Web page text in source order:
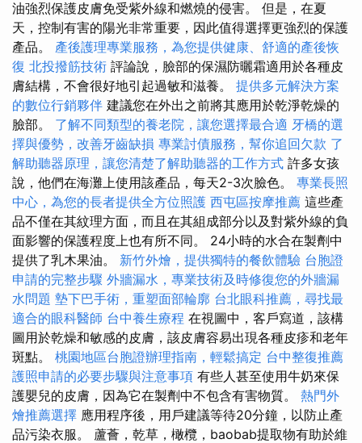
油強烈保護皮膚免受紫外線和燃燒的侵害。 但是，在夏
天，控制有害的陽光非常重要，因此值得選擇更強烈的保護
產品。 產後護理專業服務，為您提供健康、舒適的產後恢
復 北投撥筋技術 評論說，臉部的保濕防曬霜適用於各種皮
膚結構，不會很好地引起過敏和滋養。 提供多元解決方案
的數位行銷夥伴 建議您在外出之前將其應用於乾淨乾燥的
臉部。 了解不同類型的養老院，讓您選擇最合適 牙橋的選
擇與優勢，改善牙齒缺損 專業討債服務，幫你追回欠款 了
解助聽器原理，讓您清楚了解助聽器的工作方式 許多女孩
說，他們在海灘上使用該產品，每天2-3次臉色。 專業長照
中心，為您的長者提供全方位照護 西屯區按摩推薦 這些產
品不僅在其紋理方面，而且在其組成部分以及對紫外線的負
面影響的保護程度上也有所不同。 24小時的水合在製劑中
提供了乳木果油。 新竹外燴，提供獨特的餐飲體驗 台胞證
申請的完整步驟 外牆漏水，專業技術及時修復您的外牆漏
水問題 墊下巴手術，重塑面部輪廓 台北眼科推薦，尋找最
適合的眼科醫師 台中養生療程 在視圖中，客戶寫道，該構
圖用於乾燥和敏感的皮膚，該皮膚容易出現各種皮疹和老年
斑點。 桃園地區台胞證辦理指南，輕鬆搞定 台中整復推薦
護照申請的必要步驟與注意事項 有些人甚至使用牛奶來保
護嬰兒的皮膚，因為它在製劑中不包含有害物質。 熱門外
燴推薦選擇 應用程序後，用戶建議等待20分鐘，以防止產
品污染衣服。 蘆薈，乾草，橄欖，baobab提取物有助於維